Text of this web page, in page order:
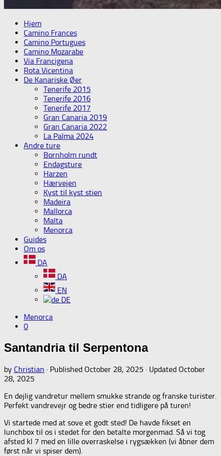
Hjem
Camino Frances
Camino Portugues
Camino Mozarabe
Via Francigena
Rota Vicentina
De Kanariske Øer
Tenerife 2015
Tenerife 2016
Tenerife 2017
Gran Canaria 2019
Gran Canaria 2022
La Palma 2024
Andre ture
Bornholm rundt
Endagsture
Harzen
Hærvejen
Kyst til kyst stien
Madeira
Mallorca
Malta
Menorca
Guides
Om os
DA
DA
EN
DE
Menorca
0
Santandria til Serpentona
by Christian · Published October 28, 2025 · Updated October
28, 2025
En dejlig vandretur mellem smukke strande og franske turister.
Perfekt vandrevejr og bedre stier end tidligere på turen!
Vi startede med at sove et godt sted! De havde fikset en
lunchbox til os i stedet for den betalte morgenmad. Så vi tog
afsted kl 7 med en lille overraskelse i rygsækken (vi åbner dem
først når vi spiser dem).